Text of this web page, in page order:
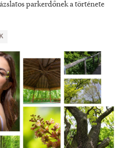
parkerdőnek a története